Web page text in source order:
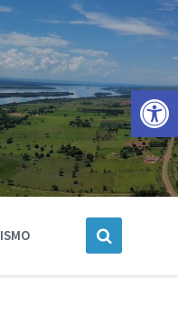
Barra de Ferramentas Aberta